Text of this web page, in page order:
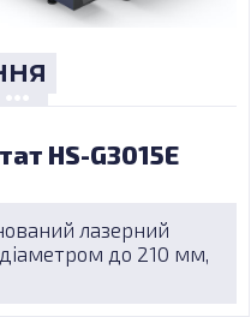
HS-G3015E
лазерний
діаметром до 210 мм,